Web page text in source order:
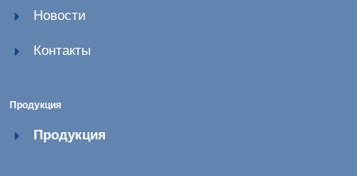
Новости
Контакты
Продукция
Продукция